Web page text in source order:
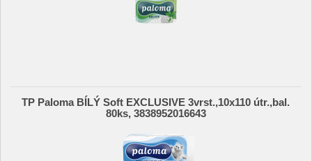
TP Paloma BÍLÝ Soft EXCLUSIVE 3vrst.,10x110 útr.,bal.
80ks, 3838952016643